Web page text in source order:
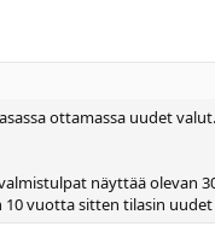
ottamassa uudet
näyttää olevan
vuotta sitten tilasin